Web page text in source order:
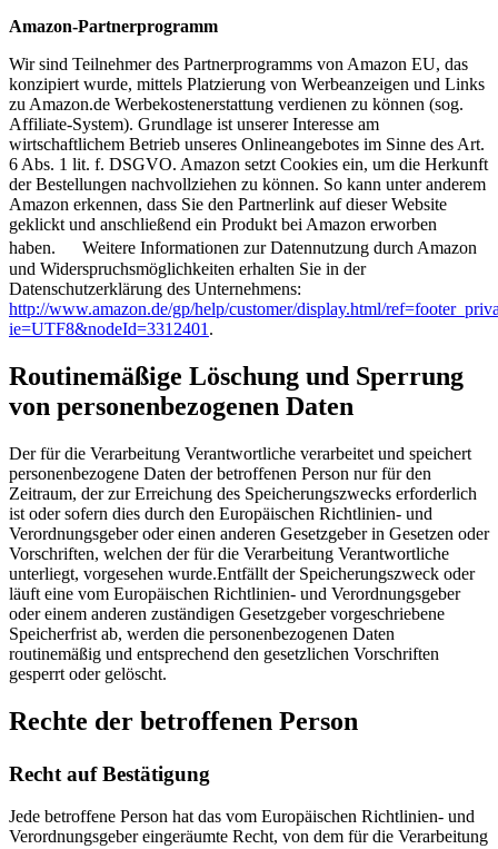
Amazon-Partnerprogramm
Wir sind Teilnehmer des Partnerprogramms von Amazon EU, das
konzipiert wurde, mittels Platzierung von Werbeanzeigen und Links
zu Amazon.de Werbekostenerstattung verdienen zu können (sog.
Affiliate-System). Grundlage ist unserer Interesse am
wirtschaftlichem Betrieb unseres Onlineangebotes im Sinne des Art.
6 Abs. 1 lit. f. DSGVO. Amazon setzt Cookies ein, um die Herkunft
der Bestellungen nachvollziehen zu können. So kann unter anderem
Amazon erkennen, dass Sie den Partnerlink auf dieser Website
geklickt und anschließend ein Produkt bei Amazon erworben
haben. Weitere Informationen zur Datennutzung durch Amazon
und Widerspruchsmöglichkeiten erhalten Sie in der
Datenschutzerklärung des Unternehmens:
http://www.amazon.de/gp/help/customer/display.html/
ie=UTF8&nodeId=3312401 .
Routinemäßige Löschung und Sperrung
von personenbezogenen Daten
Der für die Verarbeitung Verantwortliche verarbeitet und speichert
personenbezogene Daten der betroffenen Person nur für den
Zeitraum, der zur Erreichung des Speicherungszwecks erforderlich
ist oder sofern dies durch den Europäischen Richtlinien- und
Verordnungsgeber oder einen anderen Gesetzgeber in Gesetzen oder
Vorschriften, welchen der für die Verarbeitung Verantwortliche
unterliegt, vorgesehen wurde.Entfällt der Speicherungszweck oder
läuft eine vom Europäischen Richtlinien- und Verordnungsgeber
oder einem anderen zuständigen Gesetzgeber vorgeschriebene
Speicherfrist ab, werden die personenbezogenen Daten
routinemäßig und entsprechend den gesetzlichen Vorschriften
gesperrt oder gelöscht.
Rechte der betroffenen Person
Recht auf Bestätigung
Jede betroffene Person hat das vom Europäischen Richtlinien- und
Verordnungsgeber eingeräumte Recht, von dem für die Verarbeitung